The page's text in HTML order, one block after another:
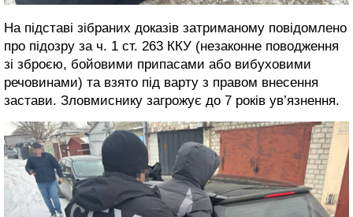
На підставі зібраних доказів затриманому повідомлено
про підозру за ч. 1 ст. 263 ККУ (незаконне поводження
зі зброєю, бойовими припасами або вибуховими
речовинами) та взято під варту з правом внесення
застави. Зловмиснику загрожує до 7 років ув’язнення.